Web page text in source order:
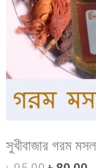
সুখীবাজার গরম